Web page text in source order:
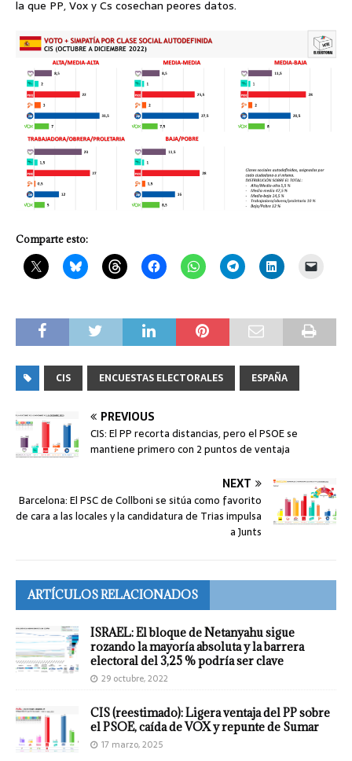
la que PP, Vox y Cs cosechan peores datos.
Comparte esto:
CIS ENCUESTAS ELECTORALES ESPAÑA
PREVIOUS
CIS: El PP recorta distancias, pero el PSOE se
mantiene primero con 2 puntos de ventaja
NEXT
Barcelona: El PSC de Collboni se sitúa como favorito
de cara a las locales y la candidatura de Trias impulsa
a Junts
ARTÍCULOS RELACIONADOS
ISRAEL: El bloque de Netanyahu sigue
rozando la mayoría absoluta y la barrera
electoral del 3,25 % podría ser clave
29 octubre, 2022
CIS (reestimado): Ligera ventaja del PP sobre
el PSOE, caída de VOX y repunte de Sumar
17 marzo, 2025